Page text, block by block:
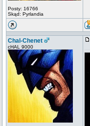
Posty: 16766
Skąd: Pyrlandia
Chal-Chenet
cHAL 9000